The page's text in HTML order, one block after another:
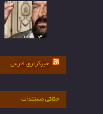
خبرگزاری فارس
حکاکی مستندات